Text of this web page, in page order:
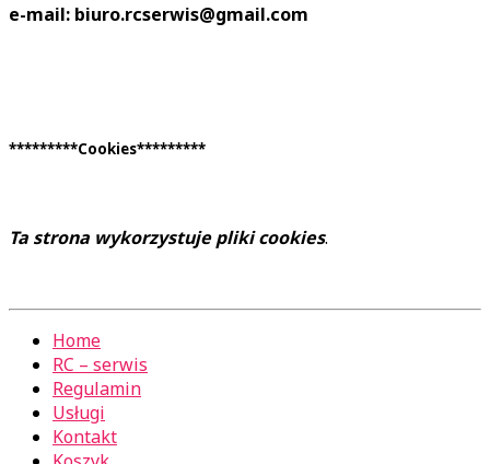
e-mail: biuro.rcserwis@gmail.com
*********Cookies*********
Ta strona wykorzystuje pliki cookies.
Home
RC – serwis
Regulamin
Usługi
Kontakt